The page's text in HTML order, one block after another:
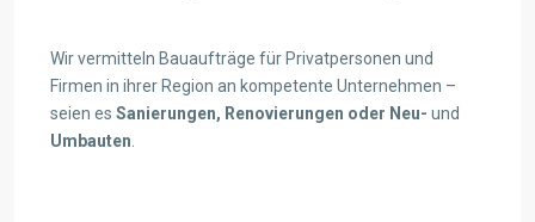
Wir vermitteln Bauaufträge für Privatpersonen und
Firmen in ihrer Region an kompetente Unternehmen –
seien es Sanierungen, Renovierungen oder Neu- und
Umbauten.